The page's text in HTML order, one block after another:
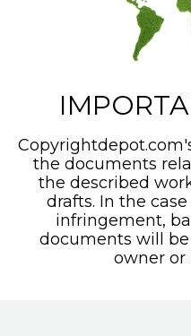
the documents
the described
drafts. In the
infringement,
documents will
owner or